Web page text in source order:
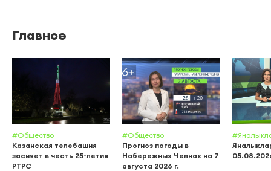
Главное
#Общество
Казанская телебашня
засияет в честь 25-летия
РТРС
#Общество
Прогноз погоды в
Набережных Челнах на 7
августа 2026 г.